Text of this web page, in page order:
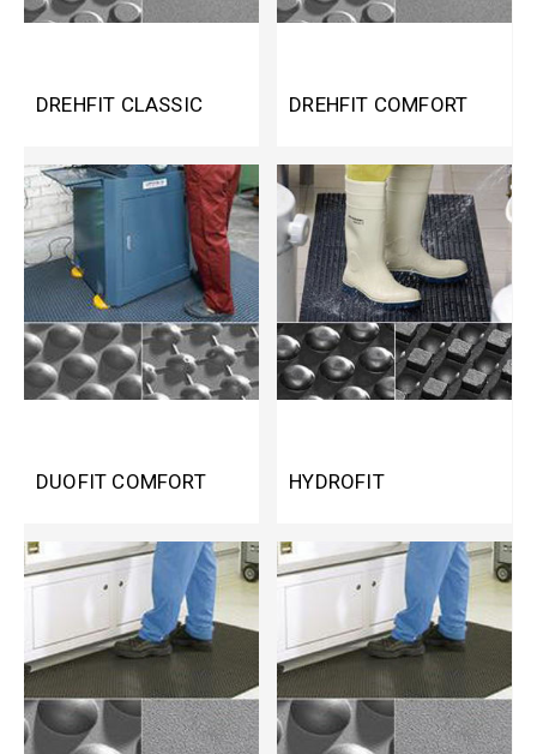
DREHFIT CLASSIC DREHFIT COMFORT
DUOFIT COMFORT HYDROFIT